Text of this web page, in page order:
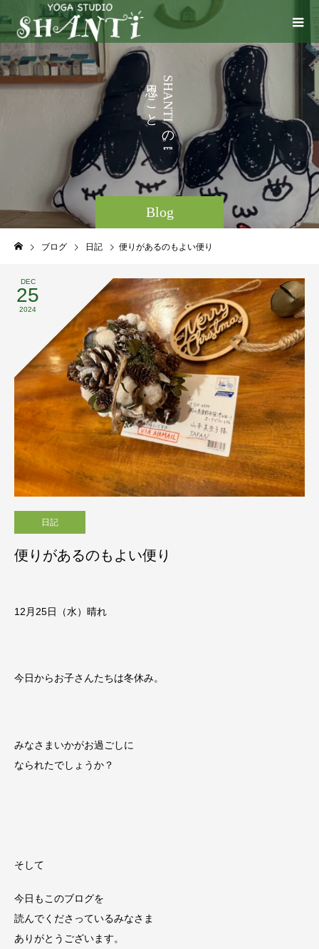
Blog
S
H
A
N
T
I
の
。
う
こ
と
な
ど
い
ろ
ブログ 日記 便りがあるのもよい便り
DEC
25
2024
日記
便りがあるのもよい便り
12月25日（水）晴れ
今日からお子さんたちは冬休み。
みなさまいかがお過ごしに
なられたでしょうか？
そして
今日もこのブログを
読んでくださっているみなさま
ありがとうございます。